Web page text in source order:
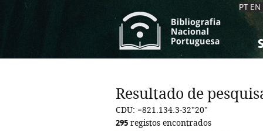
PT EN
Resultado de
CDU: =821.134.3-32"20"
295 registos encontrados